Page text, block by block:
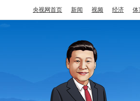
央视网首页 新闻 视频 经济 体